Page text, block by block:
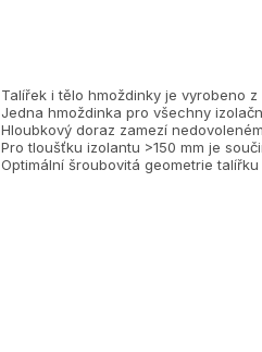
Talířek i tělo hmoždinky je vyrobeno
Jedna hmoždinka pro všechny
Hloubkový doraz zamezí
Pro tloušťku izolantu >150 mm je
Optimální šroubovitá geometrie